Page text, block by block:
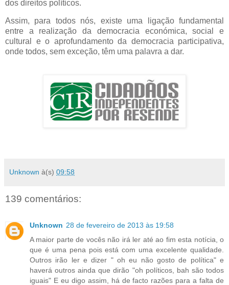
dos direitos políticos.
Assim, para todos nós, existe uma ligação fundamental
entre a realização da democracia económica, social e
cultural e o aprofundamento da democracia participativa,
onde todos, sem exceção, têm uma palavra a dar.
Unknown à(s) 09:58
139 comentários:
Unknown 28 de fevereiro de 2013 às 19:58
A maior parte de vocês não irá ler até ao fim esta notícia, o
que é uma pena pois está com uma excelente qualidade.
Outros irão ler e dizer " oh eu não gosto de política" e
haverá outros ainda que dirão "oh políticos, bah são todos
iguais" E eu digo assim, há de facto razões para a falta de